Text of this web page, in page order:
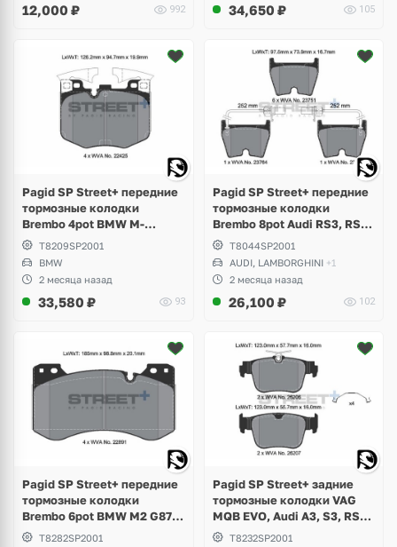
12,000 ₽ 992 34,650 ₽ 105
Pagid SP Street+ передние
тормозные колодки
Brembo 4pot BMW M-
Perfomance G-Series,
Toyota Supra GR A90
T8209SP2001
BMW
2 месяца назад
33,580 ₽ 93
Pagid SP Street+ передние
тормозные колодки
Brembo 8pot Audi RS3, RS4
B8, RS5, RSQ3, TTRS, R8,
Lamborghini Gallardo,
Volkswagen Phaeton W12
T8044SP2001
AUDI, LAMBORGHINI +1
2 месяца назад
26,100 ₽ 102
Pagid SP Street+ передние
тормозные колодки
Brembo 6pot BMW M2 G87,
M3 G80, G81, M4 G82
T8282SP2001
Pagid SP Street+ задние
тормозные колодки VAG
MQB EVO, Audi A3, S3, RS3,
Q3, Volkswagen Golf 8 R,
T8232SP2001